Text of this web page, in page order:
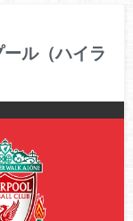
ール（ハイラ